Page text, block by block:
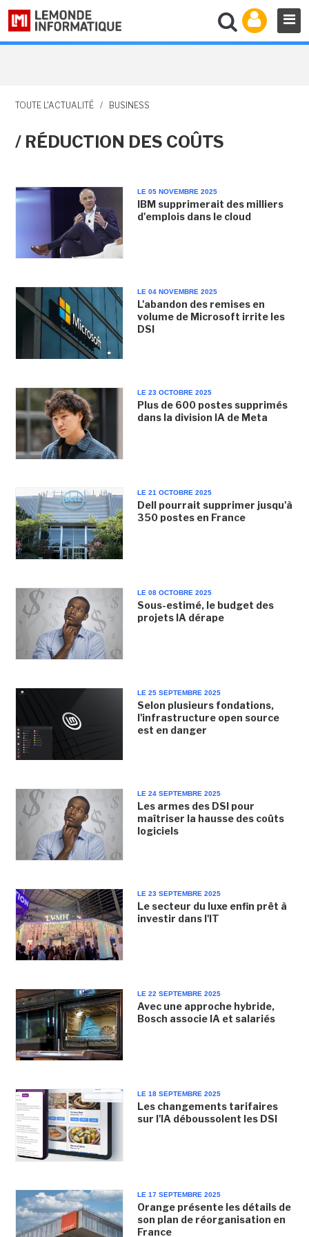
TOUTE L'ACTUALITÉ / BUSINESS
/ RÉDUCTION DES COÛTS
LE 05 NOVEMBRE 2025
IBM supprimerait des milliers
d'emplois dans le cloud
LE 04 NOVEMBRE 2025
L'abandon des remises en
volume de Microsoft irrite les
DSI
LE 23 OCTOBRE 2025
Plus de 600 postes supprimés
dans la division IA de Meta
LE 21 OCTOBRE 2025
Dell pourrait supprimer jusqu'à
350 postes en France
LE 08 OCTOBRE 2025
Sous-estimé, le budget des
projets IA dérape
LE 25 SEPTEMBRE 2025
Selon plusieurs fondations,
l'infrastructure open source
est en danger
LE 24 SEPTEMBRE 2025
Les armes des DSI pour
maîtriser la hausse des coûts
logiciels
LE 23 SEPTEMBRE 2025
Le secteur du luxe enfin prêt à
investir dans l'IT
LE 22 SEPTEMBRE 2025
Avec une approche hybride,
Bosch associe IA et salariés
LE 18 SEPTEMBRE 2025
Les changements tarifaires
sur l'IA déboussolent les DSI
LE 17 SEPTEMBRE 2025
Orange présente les détails de
son plan de réorganisation en
France